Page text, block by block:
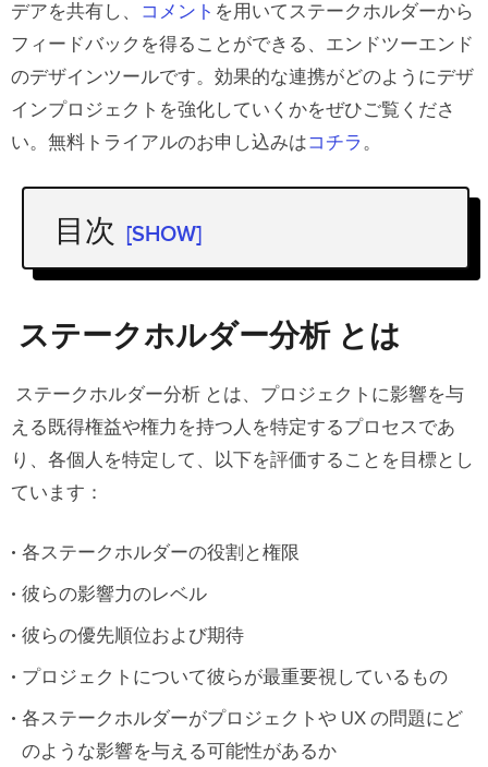
デアを共有し、 コメント を用いてステークホルダーから
フィードバックを得ることができる、エンドツーエンド
のデザインツールです。効果的な連携がどのようにデザ
インプロジェクトを強化していくかをぜひご覧くださ
い。無料トライアルのお申し込みはコチラ 。
目次 [SHOW]
ステークホルダー分析 とは
ステークホルダー分析 の目的
ステークホルダー分析 を行う頻度
ステークホルダー分析 の方法
ステップ２：ステークホルダーマッピン
グ
権力と関心度のマトリックス
突出モデル
ステップ3： ステークホルダーの優先順位
ステークホルダー分析 とは
ステークホルダー分析 とは、プロジェクトに影響を与
える既得権益や権力を持つ人を特定するプロセスであ
り、各個人を特定して、以下を評価することを目標とし
ています：
各ステークホルダーの役割と権限
彼らの影響力のレベル
彼らの優先順位および期待
プロジェクトについて彼らが最重要視しているもの
各ステークホルダーがプロジェクトや UX の問題にど
のような影響を与える可能性があるか